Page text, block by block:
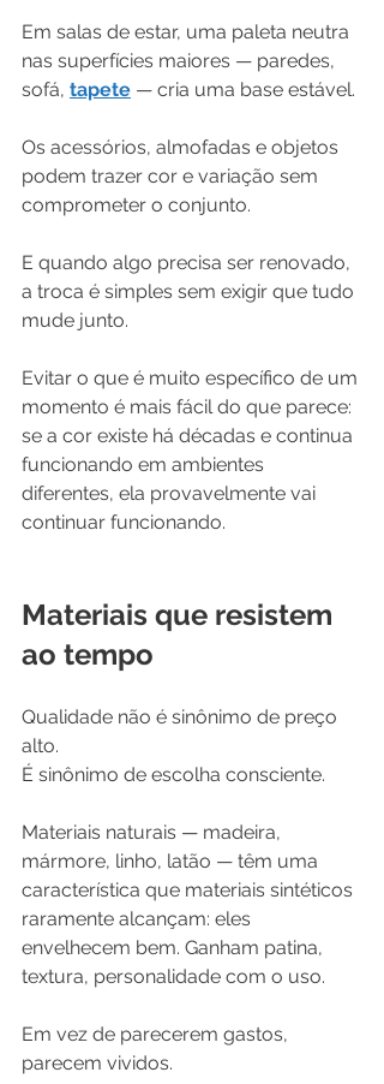
Em salas de estar, uma paleta neutra
nas superfícies maiores — paredes,
sofá, tapete — cria uma base estável.
Os acessórios, almofadas e objetos
podem trazer cor e variação sem
comprometer o conjunto.
E quando algo precisa ser renovado,
a troca é simples sem exigir que tudo
mude junto.
Evitar o que é muito específico de um
momento é mais fácil do que parece:
se a cor existe há décadas e continua
funcionando em ambientes
diferentes, ela provavelmente vai
continuar funcionando.
Materiais que resistem
ao tempo
Qualidade não é sinônimo de preço
alto.
É sinônimo de escolha consciente.
Materiais naturais — madeira,
mármore, linho, latão — têm uma
característica que materiais sintéticos
raramente alcançam: eles
envelhecem bem. Ganham patina,
textura, personalidade com o uso.
Em vez de parecerem gastos,
parecem vividos.